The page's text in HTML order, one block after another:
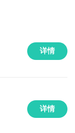
详情
详情